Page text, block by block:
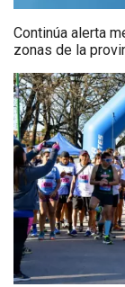
Continúa alerta
zonas de la